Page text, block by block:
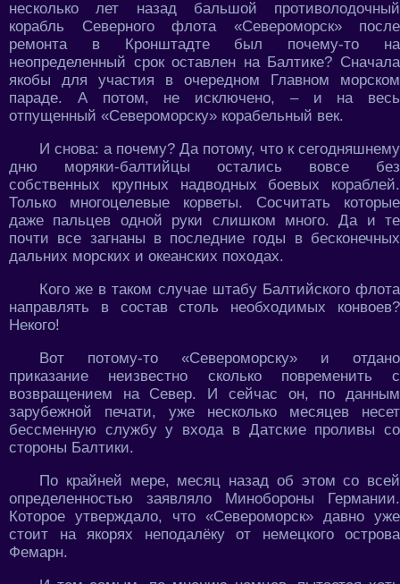
несколько лет назад бальшой противолодочный
корабль Северного флота «Североморск» после
ремонта в Кронштадте был почему-то на
неопределенный срок оставлен на Балтике? Сначала
якобы для участия в очередном Главном морском
параде. А потом, не исключено, – и на весь
отпущенный «Североморску» корабельный век.
И снова: а почему? Да потому, что к сегодняшнему
дню моряки-балтийцы остались вовсе без
собственных крупных надводных боевых кораблей.
Только многоцелевые корветы. Сосчитать которые
даже пальцев одной руки слишком много. Да и те
почти все загнаны в последние годы в бесконечных
дальних морских и океанских походах.
Кого же в таком случае штабу Балтийского флота
направлять в состав столь необходимых конвоев?
Некого!
Вот потому-то «Североморску» и отдано
приказание неизвестно сколько повременить с
возвращением на Север. И сейчас он, по данным
зарубежной печати, уже несколько месяцев несет
бессменную службу у входа в Датские проливы со
стороны Балтики.
По крайней мере, месяц назад об этом со всей
определенностью заявляло Минобороны Германии.
Которое утверждало, что «Североморск» давно уже
стоит на якорях неподалёку от немецкого острова
Фемарн.